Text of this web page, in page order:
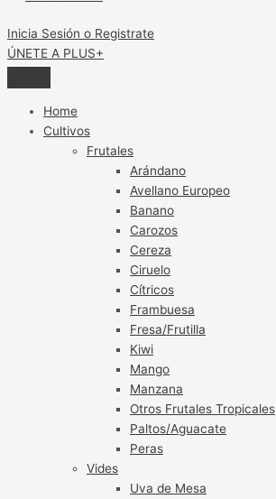
Inicia Sesión o Registrate
ÚNETE A PLUS+
Home
Cultivos
Frutales
Arándano
Avellano Europeo
Banano
Carozos
Cereza
Ciruelo
Cítricos
Frambuesa
Fresa/Frutilla
Kiwi
Mango
Manzana
Otros Frutales Tropicales
Paltos/Aguacate
Peras
Vides
Uva de Mesa